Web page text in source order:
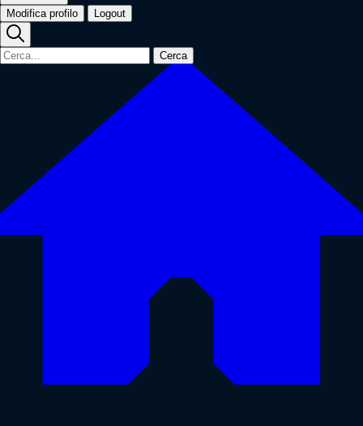
Modifica profilo Logout
Cerca